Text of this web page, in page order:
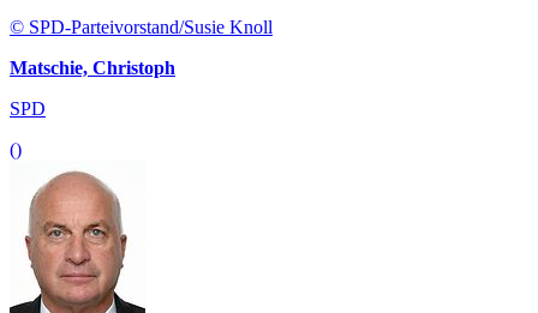
© SPD-Parteivorstand/Susie Knoll
Matschie, Christoph
SPD
()